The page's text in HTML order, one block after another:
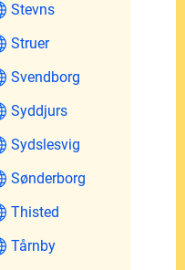
Stevns
Struer
Svendborg
Syddjurs
Sydslesvig
Sønderborg
Thisted
Tårnby